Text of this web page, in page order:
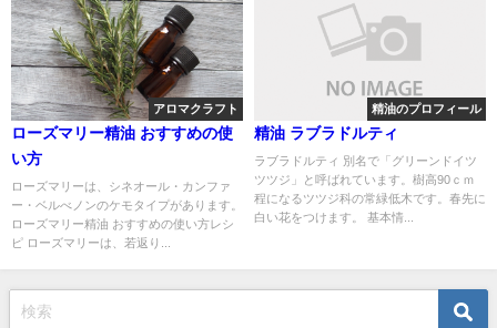
アロマクラフト
ローズマリー精油 おすすめの使
い方
ローズマリーは、シネオール・カンファ
ー・ベルべノンのケモタイプがあります。
ローズマリー精油 おすすめの使い方レシ
ピ ローズマリーは、若返り...
精油のプロフィール
精油 ラブラドルティ
ラブラドルティ 別名で「グリーンドイツ
ツツジ」と呼ばれています。樹高90ｃｍ
程になるツツジ科の常緑低木です。春先に
白い花をつけます。 基本情...